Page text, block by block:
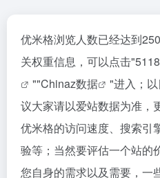
优米格浏览人数已经达到
关权重信息，可以点击"
""Chinaz数据
"进入；
议大家请以爱站数据为准，
优米格的访问速度、搜索引
验等；当然要评估一个站的
您自身的需求以及需要，一